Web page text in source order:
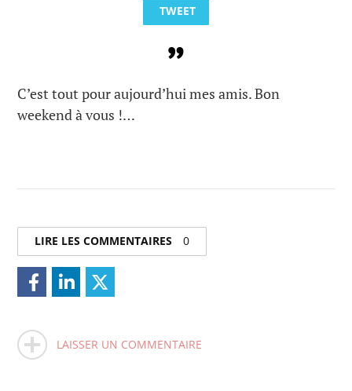
TWEET
C’est tout pour aujourd’hui mes amis. Bon
weekend à vous !…
LIRE LES COMMENTAIRES 0
LAISSER UN COMMENTAIRE